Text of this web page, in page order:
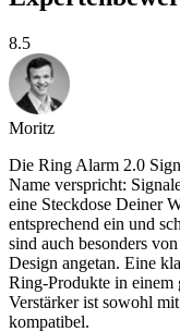
8.5
Moritz
Die Ring Alarm 2.0
Name verspricht:
eine Steckdose Deiner
entsprechend ein und
sind auch besonders
Design angetan. Eine
Ring-Produkte in einem
Verstärker ist sowohl
kompatibel.